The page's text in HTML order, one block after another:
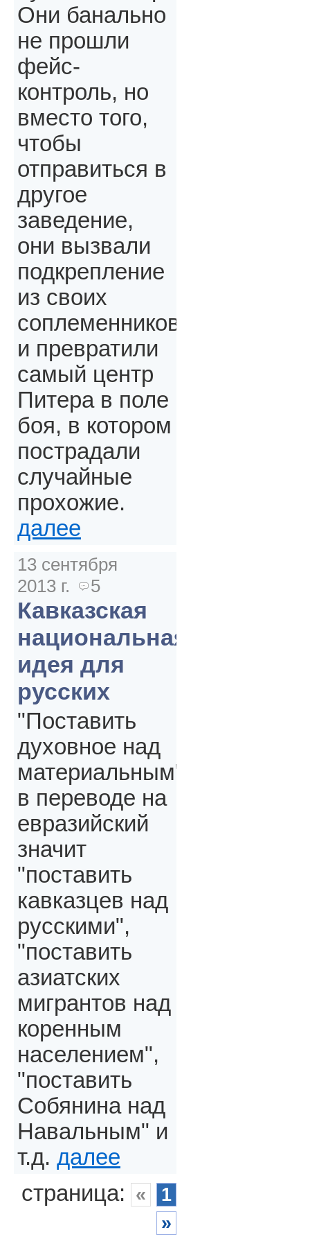
Они банально
не прошли
фейс-
контроль, но
вместо того,
чтобы
отправиться в
другое
заведение,
они вызвали
подкрепление
из своих
соплеменников
и превратили
самый центр
Питера в поле
боя, в котором
пострадали
случайные
прохожие.
далее
13 сентября
2013 г.
5
Кавказская
национальная
идея для
русских
"Поставить
духовное над
материальным"
в переводе на
евразийский
значит
"поставить
кавказцев над
русскими",
"поставить
азиатских
мигрантов над
коренным
населением",
"поставить
Собянина над
Навальным" и
т.д. далее
страница: «
1
»